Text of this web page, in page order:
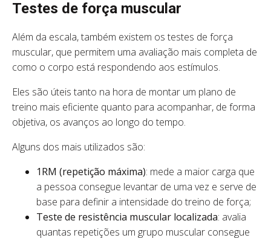
Testes de força muscular
Além da escala, também existem os testes de força
muscular, que permitem uma avaliação mais completa de
como o corpo está respondendo aos estímulos.
Eles são úteis tanto na hora de montar um plano de
treino mais eficiente quanto para acompanhar, de forma
objetiva, os avanços ao longo do tempo.
Alguns dos mais utilizados são:
1RM (repetição máxima): mede a maior carga que
a pessoa consegue levantar de uma vez e serve de
base para definir a intensidade do treino de força;
Teste de resistência muscular localizada: avalia
quantas repetições um grupo muscular consegue